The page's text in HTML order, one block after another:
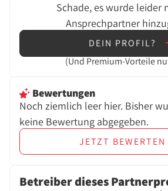
Schade, es wurde leider
Ansprechpartner
DEIN PROFIL?
(UndPremium-Vorteile
Bewertungen
Noch ziemlich leer hier. Bisher
keine Bewertung abgegeben.
JETZT BEWERTEN
Betreiber dieses